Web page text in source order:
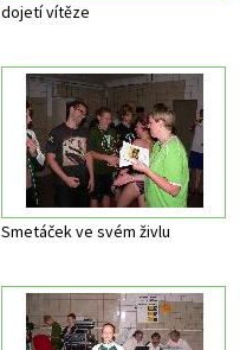
dojetí vítěze
Smetáček ve svém živlu